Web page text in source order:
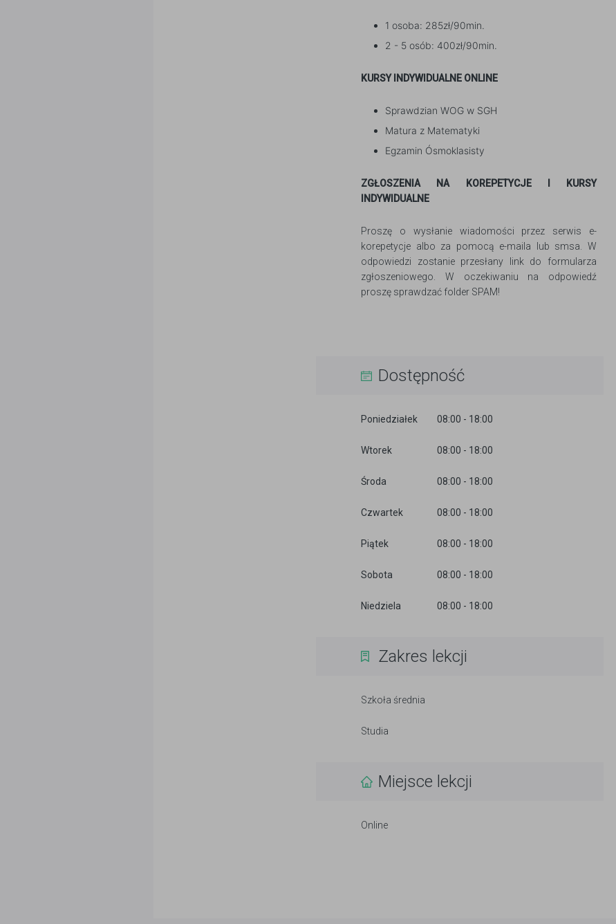
1 osoba: 285zł/90min.
2 - 5 osób: 400zł/90min.
KURSY INDYWIDUALNE ONLINE
Sprawdzian WOG w SGH
Matura z Matematyki
Egzamin Ósmoklasisty
ZGŁOSZENIA NA KOREPETYCJE I KURSY
INDYWIDUALNE
Proszę o wysłanie wiadomości przez serwis e-
korepetycje albo za pomocą e-maila lub smsa. W
odpowiedzi zostanie przesłany link do formularza
zgłoszeniowego. W oczekiwaniu na odpowiedź
proszę sprawdzać folder SPAM!
Dostępność
Poniedziałek 08:00 - 18:00
Wtorek 08:00 - 18:00
Środa 08:00 - 18:00
Czwartek 08:00 - 18:00
Piątek 08:00 - 18:00
Sobota 08:00 - 18:00
Niedziela 08:00 - 18:00
Zakres lekcji
Szkoła średnia
Studia
Miejsce lekcji
Online